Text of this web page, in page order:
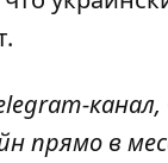
.
-канал,
прямо в